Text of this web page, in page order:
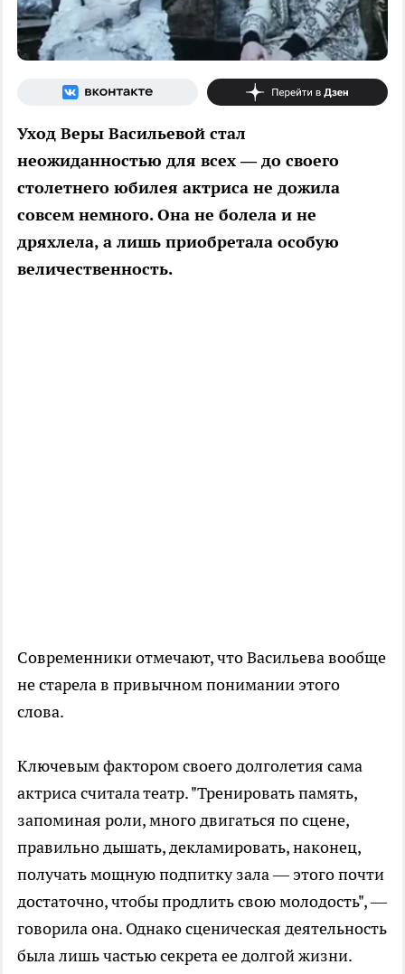
Уход Веры Васильевой стал
неожиданностью для всех — до своего
столетнего юбилея актриса не дожила
совсем немного. Она не болела и не
дряхлела, а лишь приобретала особую
величественность.
Современники отмечают, что Васильева вообще
не старела в привычном понимании этого
слова.
Ключевым фактором своего долголетия сама
актриса считала театр. "Тренировать память,
запоминая роли, много двигаться по сцене,
правильно дышать, декламировать, наконец,
получать мощную подпитку зала — этого почти
достаточно, чтобы продлить свою молодость", —
говорила она. Однако сценическая деятельность
была лишь частью секрета ее долгой жизни.